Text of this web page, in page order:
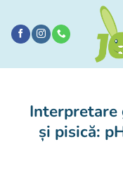
conținut
Interpretare
și pisică: